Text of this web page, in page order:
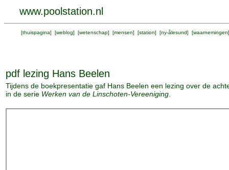
www.poolstation.nl
[thuispagina] [weblog] [wetenschap] [mensen] [station] [ny-ålesund] [waarnemingen
pdf lezing Hans Beelen
Tijdens de boekpresentatie gaf Hans Beelen een lezing over de
in de serie Werken van de Linschoten-Vereeniging